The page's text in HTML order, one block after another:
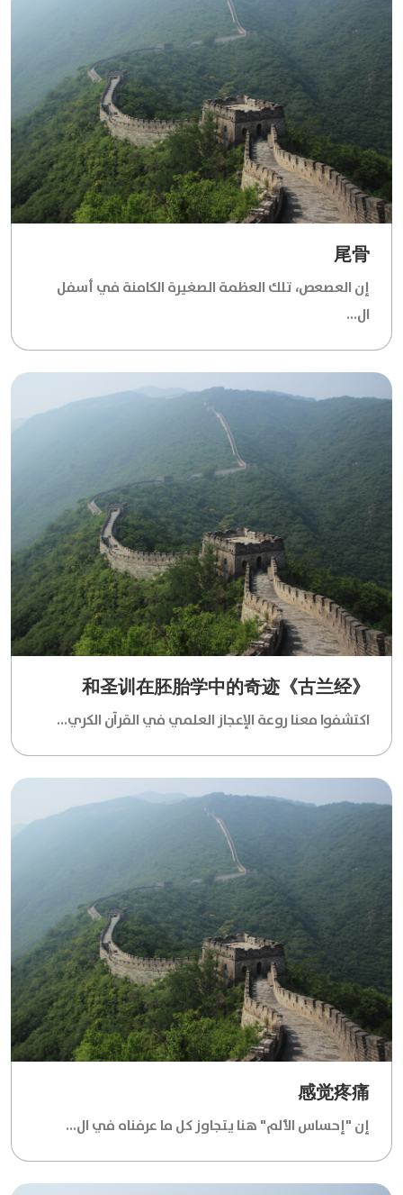
尾骨
إن العصعص، تلك العظمة الصغيرة الكامنة في أسفل
ال...
《古兰经》和圣训在胚胎学中的奇迹
اكتشفوا معنا روعة الإعجاز العلمي في القرآن الكري...
感觉疼痛
إن "إحساس الألم" هنا يتجاوز كل ما عرفناه في ال...